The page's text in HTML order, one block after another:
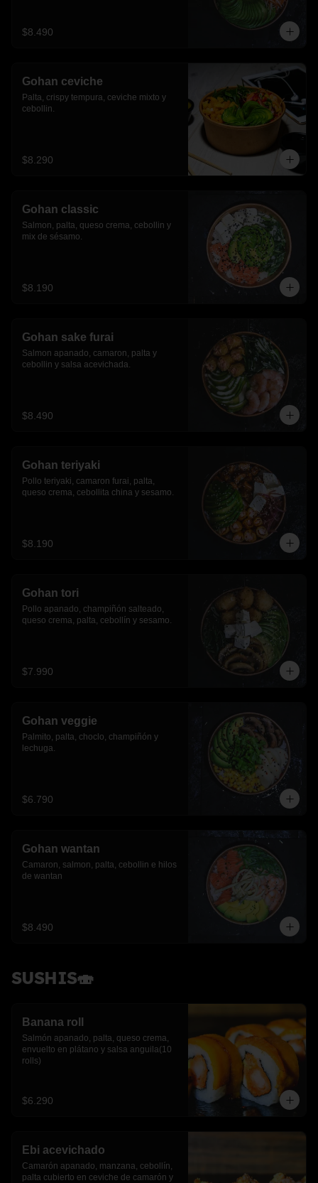
$8.490
Gohan ceviche
Palta, crispy tempura, ceviche mixto y
cebollin.
$8.290
Gohan classic
Salmon, palta, queso crema, cebollin y
mix de sésamo.
$8.190
Gohan sake furai
Salmon apanado, camaron, palta y
cebollin y salsa acevichada.
$8.490
Gohan teriyaki
Pollo teriyaki, camaron furai, palta,
queso crema, cebollita china y sesamo.
$8.190
Gohan tori
Pollo apanado, champiñón salteado,
queso crema, palta, cebollín y sesamo.
$7.990
Gohan veggie
Palmito, palta, choclo, champiñón y
lechuga.
$6.790
Gohan wantan
Camaron, salmon, palta, cebollin e hilos
de wantan
$8.490
SUSHIS🍣
Banana roll
Salmón apanado, palta, queso crema,
envuelto en plátano y salsa anguila(10
rolls)
$6.290
Ebi acevichado
Camarón apanado, manzana, cebollín,
palta cubierto en ceviche de camarón y